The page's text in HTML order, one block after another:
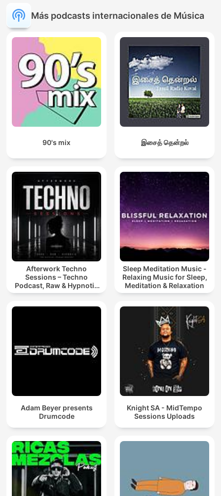
Más podcasts internacionales de Música
90's mix இசைத் தென்றல்
Afterwork Techno
Sessions – Techno
Podcast, Raw & Hypnotic
Techno Mixes
Sleep Meditation Music -
Relaxing Music for Sleep,
Meditation & Relaxation
Adam Beyer presents
Drumcode
Knight SA - MidTempo
Sessions Uploads